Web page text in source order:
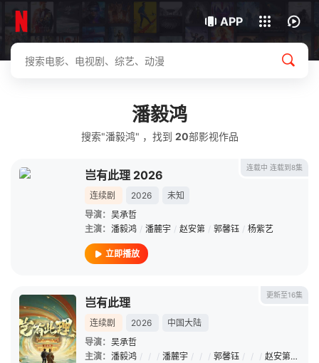
APP
下载客户端
我的观影记录
潘毅鸿
搜索"潘毅鸿" ，找到 20部影视作品
连载中 连载到8集
岂有此理 2026
连续剧 2026
未知
导演： 吴承哲
主演： 潘毅鸿 / 潘麓宇 / 赵安第 / 郭馨钰 / 杨紫艺
立即播放
更新至16集
岂有此理
连续剧 2026
中国大陆
导演： 吴承哲
主演： 潘毅鸿 / / / 潘麓宇 / / / 郭馨钰 / / / 赵安第 /